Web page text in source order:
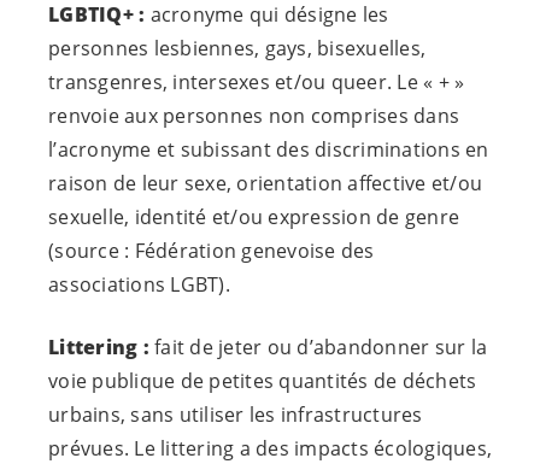
LGBTIQ+ : acronyme qui désigne les
personnes lesbiennes, gays, bisexuelles,
transgenres, intersexes et/ou queer. Le « + »
renvoie aux personnes non comprises dans
l’acronyme et subissant des discriminations en
raison de leur sexe, orientation affective et/ou
sexuelle, identité et/ou expression de genre
(source : Fédération genevoise des
associations LGBT).
Littering : fait de jeter ou d’abandonner sur la
voie publique de petites quantités de déchets
urbains, sans utiliser les infrastructures
prévues. Le littering a des impacts écologiques,